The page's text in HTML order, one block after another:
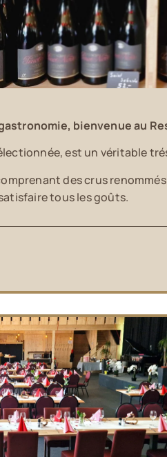
bienvenue au
est un véritable
des crus
tous les goûts.